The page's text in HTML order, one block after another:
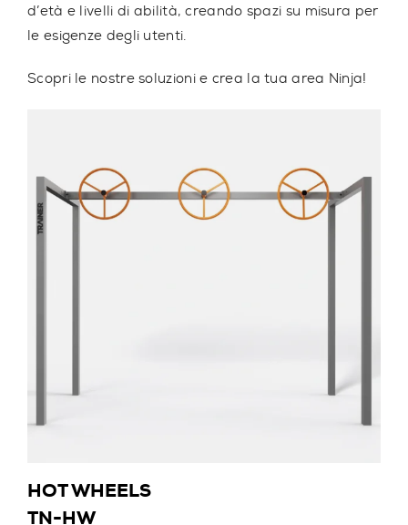
d’età e livelli di abilità, creando spazi su misura per
le esigenze degli utenti.
Scopri le nostre soluzioni e crea la tua area Ninja!
HOT WHEELS
TN-HW